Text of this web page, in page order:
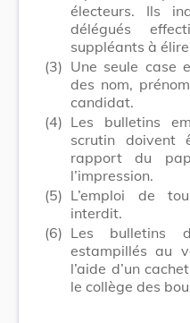
électeurs. Ils
délégués
suppléants à
(3) Une seule case
des nom,
candidat.
(4) Les bulletins
scrutin doivent
rapport du
l’impression.
(5) L’emploi de
interdit.
(6) Les bulletins
estampillés au
l’aide d’un
le collège des